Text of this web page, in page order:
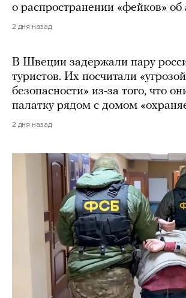
о распространении «фейков»
2 дня назад
В Швеции задержали пару
туристов. Их посчитали «угрозой
безопасности» из-за того, что
палатку рядом с домом
2 дня назад